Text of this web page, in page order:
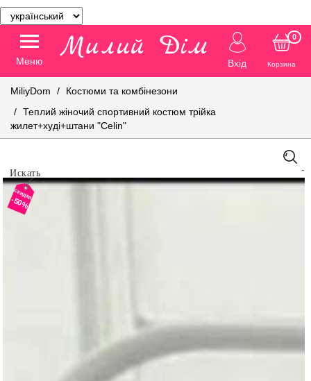
Меню Вхід Корзина
0
MiliyDom
Костюми та комбінезони
Теплий жіночий спортивний костюм трійка
жилет+худі+штани "Celin"
скидка
-50%